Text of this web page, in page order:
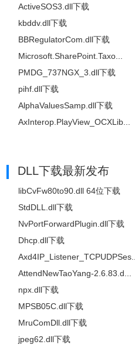
ActiveSOS3.dll下载
kbddv.dll下载
BBRegulatorCom.dll下载
Microsoft.SharePoint.Taxo...
PMDG_737NGX_3.dll下载
pihf.dll下载
AlphaValuesSamp.dll下载
AxInterop.PlayView_OCXLib...
DLL下载最新发布
libCvFw80to90.dll 64位下载
StdDLL.dll下载
NvPortForwardPlugin.dll下载
Dhcp.dll下载
Axd4IP_Listener_TCPUDPSes...
AttendNewTaoYang-2.6.83.d...
npx.dll下载
MPSB05C.dll下载
MruComDll.dll下载
jpeg62.dll下载